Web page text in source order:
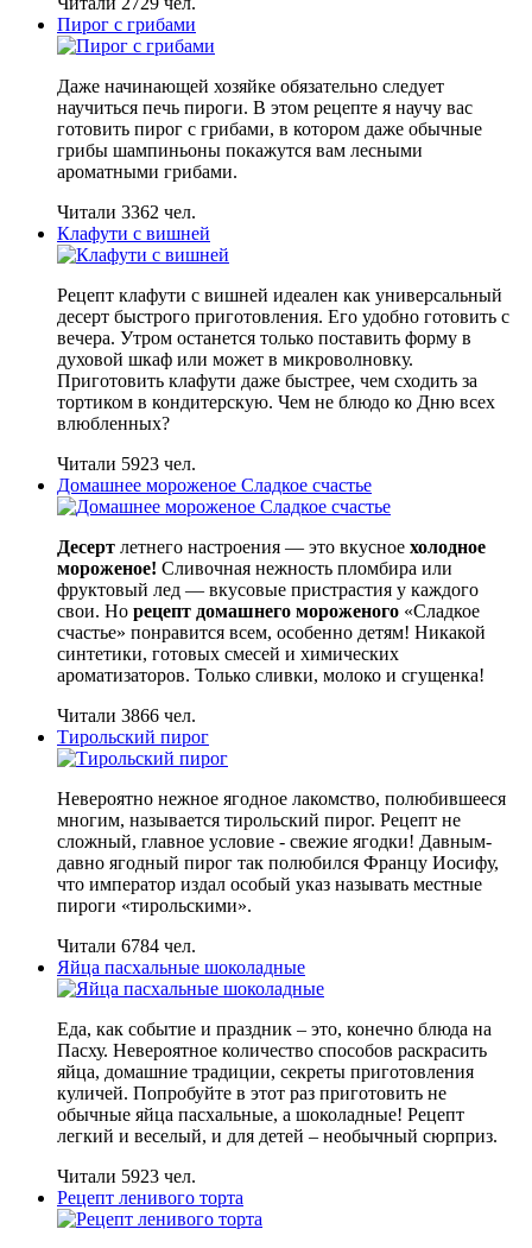
Пирог с грибами
Даже начинающей хозяйке обязательно следует
научиться печь пироги. В этом рецепте я научу вас
готовить пирог с грибами, в котором даже обычные
грибы шампиньоны покажутся вам лесными
ароматными грибами.
Читали 3362 чел.
Клафути с вишней
Рецепт клафути с вишней идеален как универсальный
десерт быстрого приготовления. Его удобно готовить с
вечера. Утром останется только поставить форму в
духовой шкаф или может в микроволновку.
Приготовить клафути даже быстрее, чем сходить за
тортиком в кондитерскую. Чем не блюдо ко Дню всех
влюбленных?
Читали 5923 чел.
Домашнее мороженое Сладкое счастье
Десерт летнего настроения — это вкусное холодное
мороженое! Сливочная нежность пломбира или
фруктовый лед — вкусовые пристрастия у каждого
свои. Но рецепт домашнего мороженого «Сладкое
счастье» понравится всем, особенно детям! Никакой
синтетики, готовых смесей и химических
ароматизаторов. Только сливки, молоко и сгущенка!
Читали 3866 чел.
Тирольский пирог
Невероятно нежное ягодное лакомство, полюбившееся
многим, называется тирольский пирог. Рецепт не
сложный, главное условие - свежие ягодки! Давным-
давно ягодный пирог так полюбился Францу Иосифу,
что император издал особый указ называть местные
пироги «тирольскими».
Читали 6784 чел.
Яйца пасхальные шоколадные
Еда, как событие и праздник – это, конечно блюда на
Пасху. Невероятное количество способов раскрасить
яйца, домашние традиции, секреты приготовления
куличей. Попробуйте в этот раз приготовить не
обычные яйца пасхальные, а шоколадные! Рецепт
легкий и веселый, и для детей – необычный сюрприз.
Читали 5923 чел.
Рецепт ленивого торта